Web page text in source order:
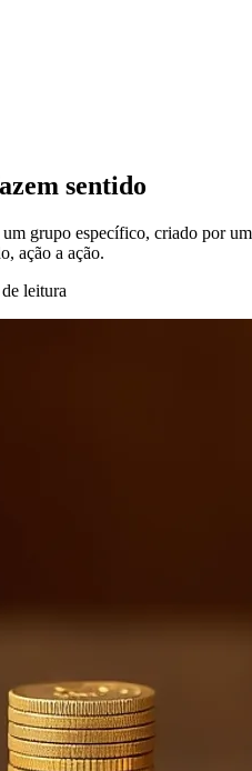
sentido
grupo específico, criado por
ação a ação.
leitura